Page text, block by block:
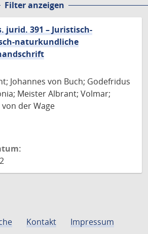
Filter anzeigen
jurid. 391 – Juristisch-
naturkundliche
Johannes von Buch; Godefridus
Meister Albrant; Volmar;
der Wage
Kontakt
Impressum